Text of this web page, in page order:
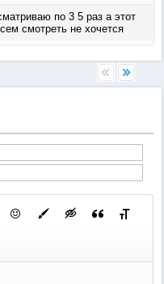
по 3 5 раз а этот
смотреть не хочется